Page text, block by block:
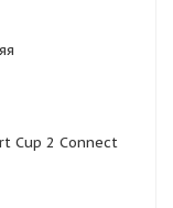
Cup 2 Connect